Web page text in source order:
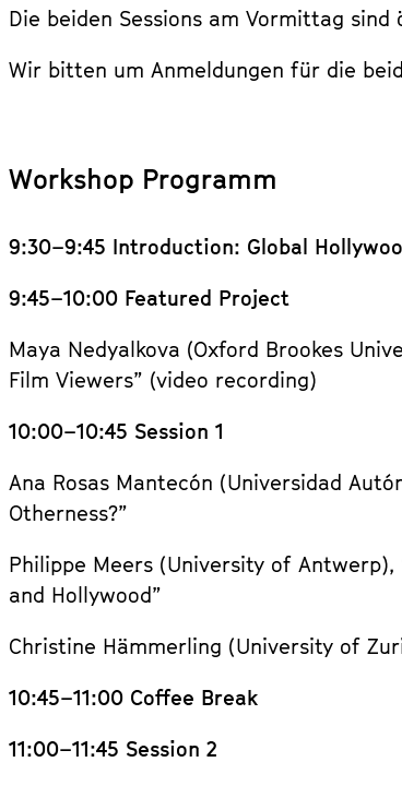
Die beiden Sessions am Vormittag
Wir bitten um Anmeldungen für die
Workshop Programm
9:30–9:45 Introduction: Global
9:45–10:00 Featured Project
Maya Nedyalkova (Oxford Brookes
Film Viewers” (video recording)
10:00–10:45 Session 1
Ana Rosas Mantecón (Universidad
Otherness?”
Philippe Meers (University of Antwerp),
and Hollywood”
Christine Hämmerling (University of
10:45–11:00 Coffee Break
11:00–11:45 Session 2